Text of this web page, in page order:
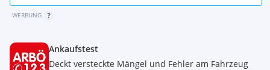
WERBUNG
Ankaufstest
Deckt versteckte Mängel und Fehler am Fahrzeug